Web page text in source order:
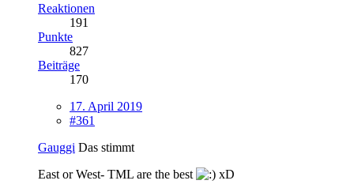
Reaktionen
191
Punkte
827
Beiträge
170
17. April 2019
#361
Gauggi Das stimmt
East or West- TML are the best
xD